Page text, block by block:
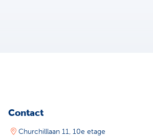
Contact
Churchilllaan 11, 10e etage